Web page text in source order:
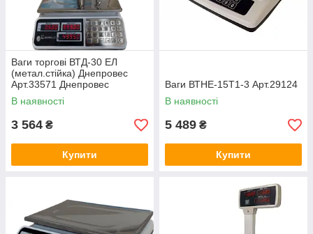
Ваги торгові ВТД-30 ЕЛ
(метал.стійка) Днепровес
Арт.33571 Днепровес
В наявності
3 564 ₴
Купити
Ваги ВТНЕ-15Т1-3 Арт.29124
В наявності
5 489 ₴
Купити